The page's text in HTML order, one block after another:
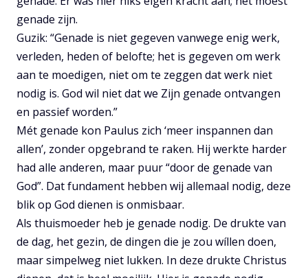
genade zijn.
Guzik: “Genade is niet gegeven vanwege enig werk,
verleden, heden of belofte; het is gegeven om werk
aan te moedigen, niet om te zeggen dat werk niet
nodig is. God wil niet dat we Zijn genade ontvangen
en passief worden.”
Mét genade kon Paulus zich ‘meer inspannen dan
allen’, zonder opgebrand te raken. Hij werkte harder
had alle anderen, maar puur “door de genade van
God”. Dat fundament hebben wij allemaal nodig, deze
blik op God dienen is onmisbaar.
Als thuismoeder heb je genade nodig. De drukte van
de dag, het gezin, de dingen die je zou wíllen doen,
maar simpelweg niet lukken. In deze drukte Christus